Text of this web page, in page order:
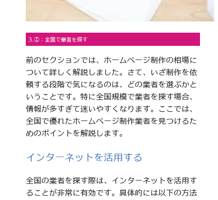
3.①：全国で業者を探す
前のセクションでは、ホームページ制作の相場に
ついて詳しく解説しました。さて、いざ制作を依
頼する段階で気になるのは、どの業者を選ぶかと
いうことです。特に全国規模で業者を探す場合、
情報が多すぎて迷いやすくなります。ここでは、
全国で優れたホームページ制作業者を見つけるた
めのポイントを解説します。
インターネットを活用する
全国の業者を探す際は、インターネットを活用す
ることが非常に有効です。具体的には以下の方法